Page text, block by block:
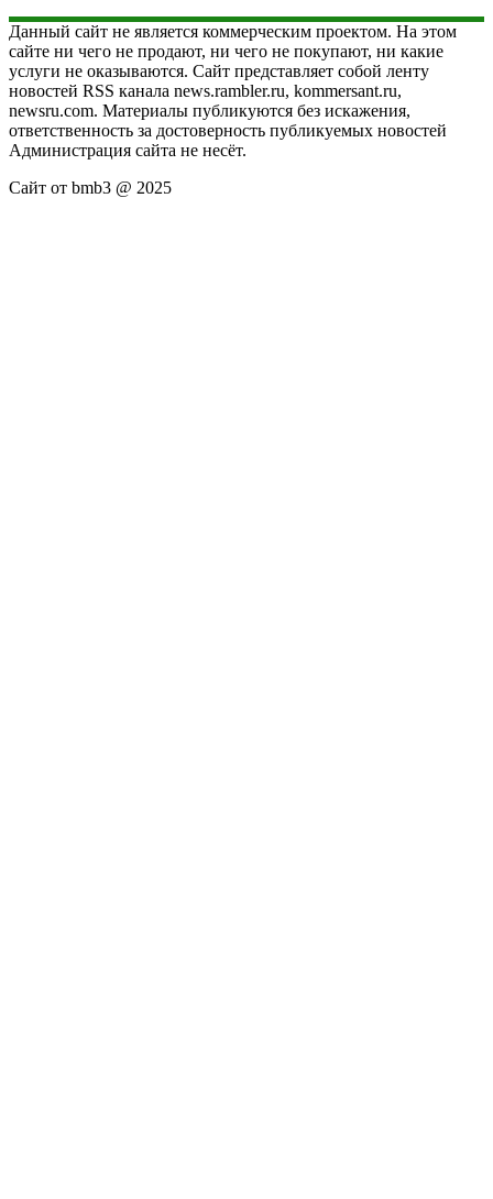
Данный сайт не является коммерческим проектом. На этом
сайте ни чего не продают, ни чего не покупают, ни какие
услуги не оказываются. Сайт представляет собой ленту
новостей RSS канала news.rambler.ru, kommersant.ru,
newsru.com. Материалы публикуются без искажения,
ответственность за достоверность публикуемых новостей
Администрация сайта не несёт.
Сайт от bmb3 @ 2025